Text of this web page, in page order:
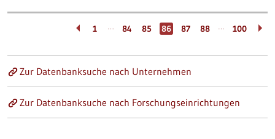
1 … 84 85 86 87 88 … 100
Zur Datenbanksuche nach Unternehmen
Zur Datenbanksuche nach Forschungseinrichtungen